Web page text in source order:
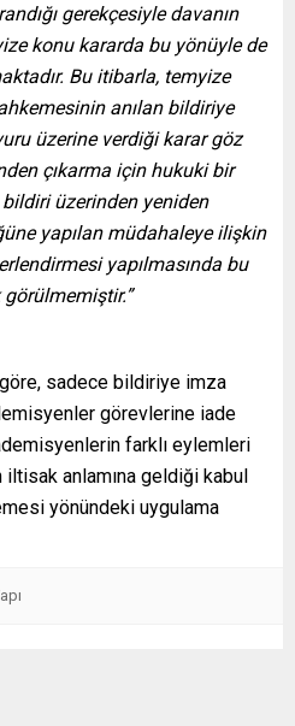
gerekçesiyle davanın
konu kararda bu yönüyle de
Bu itibarla, temyize
anılan bildiriye
üzerine verdiği karar göz
çıkarma için hukuki bir
üzerinden yeniden
yapılan müdahaleye ilişkin
yapılmasında bu
sadece bildiriye imza
görevlerine iade
farklı eylemleri
anlamına geldiği kabul
yönündeki uygulama